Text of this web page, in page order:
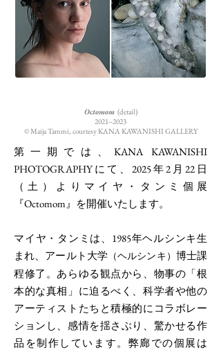
Octomom (detail)
2021–2023
©︎ Maija Tammi, courtesy KANA KAWANISHI GALLERY
第一期では、KANA KAWANISHI
PHOTOGRAPHYにて、2025年2月22日
（土）よりマイヤ・タンミ個展
『Octomom』を開催いたします。
マイヤ・タンミは、1985年ヘルシンキ生
まれ、アールト大学 （ヘルシンキ） 博士課
程修了。あらゆる観点から、物事の「根
本的な真相」に迫るべく、科学者や他の
アーティストたちと積極的にコラボレー
ションし、感情を揺さぶり、驚かせる作
品を制作しています。弊廊での個展は